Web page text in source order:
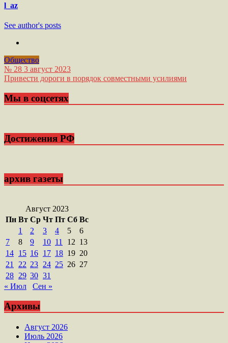
l_az
See author's posts
Общество
Навигация
по
записям
№ 28 3 август 2023
Привести дороги в порядок совместными усилиями
Мы в соцсетях
Достижения РФ
архив газеты
Август 2023
Пн Вт Ср Чт Пт Сб Вс
1
2 3 4 5
6
7
8 9 10 11 12 13
14 15 16 17 18 19 20
21
22 23 24 25 26 27
28 29 30 31
« Июл
Сен »
Архивы
Август 2026
Июль 2026